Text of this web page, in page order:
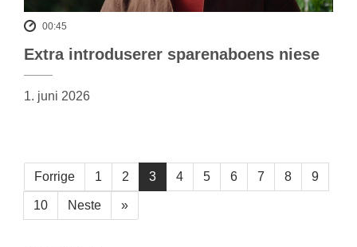
00:45
Extra introduserer sparenaboens niese
1. juni 2026
Forrige 1 2 3 4 5 6 7 8 9
10 Neste »